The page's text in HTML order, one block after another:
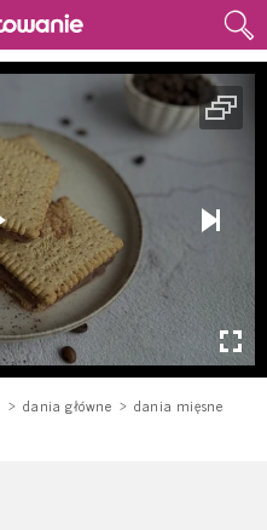
dania główne
dania mięsne